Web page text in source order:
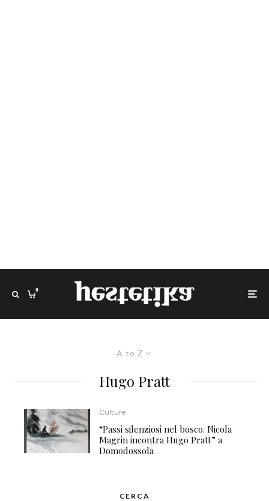
0
A to Z
Hugo Pratt
Culture
“Passi silenziosi nel bosco. Nicola
Magrin incontra Hugo Pratt” a
Domodossola
CERCA